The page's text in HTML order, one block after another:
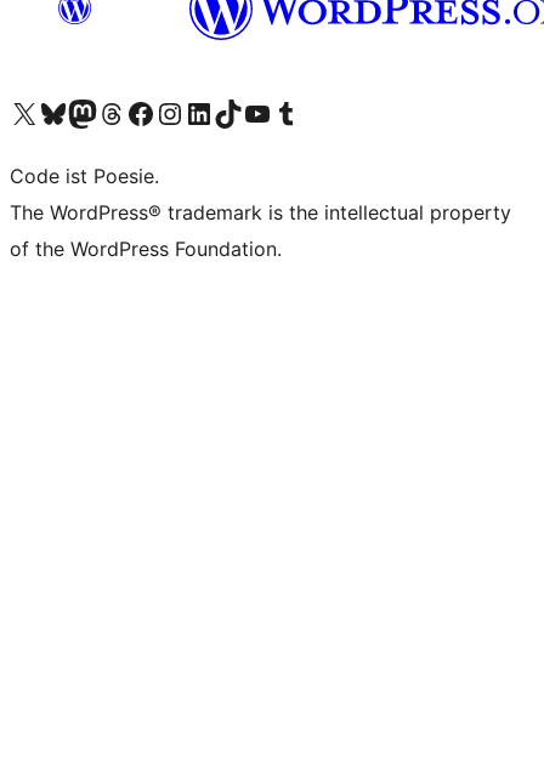
Das X-Konto (früher Twitter) von WordPress.org besuchen
Das Bluesky-Konto von WordPress.org besuchen
Das Mastodon-Konto von WordPress.org besuchen
Das Threads-Konto von WordPress.org besuchen
Die Facebook-Seite von WordPress.org besuchen
Das Instagram-Konto von WordPress.org besuchen
Das LinkedIn-Konto von WordPress.org besuchen
Das TikTok-Konto von WordPress.org besuchen
Den YouTube-Kanal von WordPress.org besuchen
Das Tumblr-Konto von WordPress.org besuchen
Code ist Poesie.
The WordPress® trademark is the intellectual property
of the WordPress Foundation.